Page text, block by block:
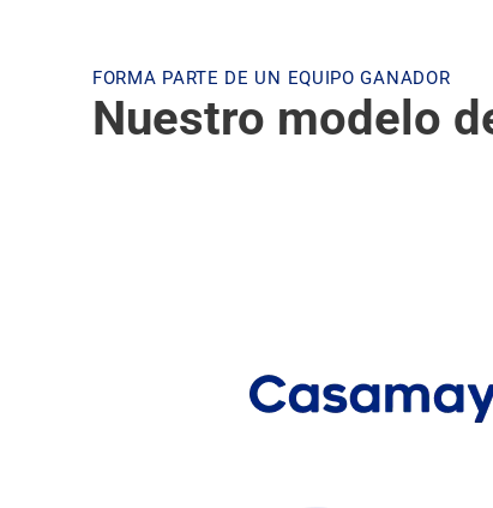
FORMA PARTE DE UN EQUIPO GANADOR
Nuestro modelo